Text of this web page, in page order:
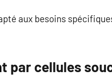
aux besoins
cellules